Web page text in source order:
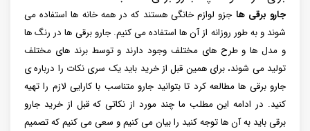
جارو برقی ها جزو لوازم خانگی هستند که در همه خانه ها استفاده می
شوند و به طور روزانه از آن ها استفاده می کنیم. جارو برقی ها در رنگ ها
و مدل ها و طرح های مختلف وجود دارند و توسط برند های مختلف
تولید می شوند، برای همین قبل از خرید باید یک سری نکات را درباره ی
جارو برقی ها مطالعه کرد تا بتوانید جارو متناسب با کارایی لازم را تهیه
کنید. در ادامه این مطلب ما چند مورد از نکاتی که قبل از خرید جارو
برقی باید به آن ها توجه کنید را بیان می کنیم و سعی می کنیم که تصمیم